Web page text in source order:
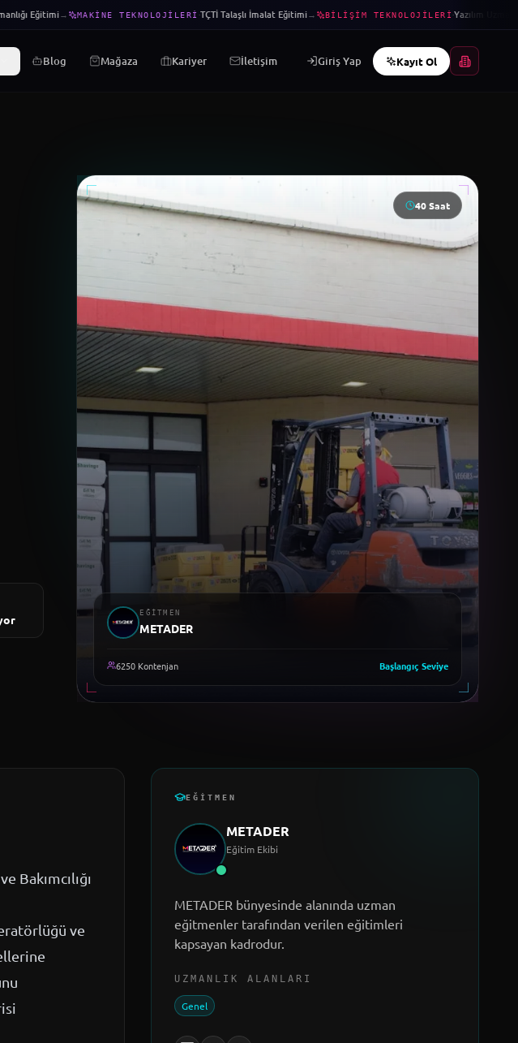
Eğitimi→ MAKINE TEKNOLOJILERI·TÇTİ Talaşlı İmalat Eğitimi→ BILIŞIM TEKNOLOJILERI Yazılım
Blog Mağaza Kariyer İletişim Giriş Yap Kayıt Ol
40Saat
EĞITMEN
METADER
6250 Kontenjan Başlangıç Seviye
Bakımcılığı
ve
EĞITMEN
METADER
Eğitim Ekibi
METADER bünyesinde alanında uzman
eğitmenler tarafından verilen eğitimleri
kapsayan kadrodur.
UZMANLIK ALANLARI
Genel